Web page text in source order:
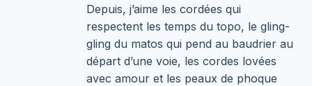
Depuis, j’aime les cordées qui
respectent les temps du topo, le gling-
gling du matos qui pend au baudrier au
départ d’une voie, les cordes lovées
avec amour et les peaux de phoque